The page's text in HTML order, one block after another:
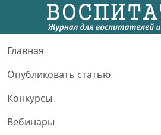
Главная
Опубликовать статью
Конкурсы
Вебинары